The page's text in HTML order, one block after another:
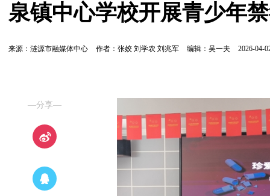
泉镇中心学校开展青少年
来源：涟源市融媒体中心 作者：张姣 刘学农 刘兆军 编辑：吴一夫 2026-04-
—分享—